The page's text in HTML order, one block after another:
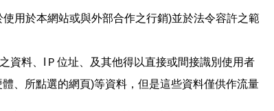
用於本網站或與外部合作之行銷)並於法令容許之範
資料、IＰ位址、及其他得以直接或間接識別使用者
、所點選的網頁)等資料，但是這些資料僅供作流量